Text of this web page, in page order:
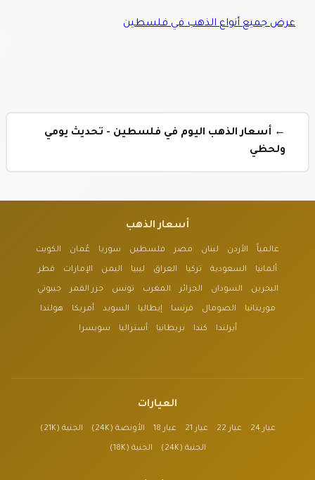
عرض جميع أنواع الذهب في فلسطين
← أسعار الذهب اليوم في فلسطين - تحديث يومي
ولحظي
أسعار الذهب
عالمياً الأردن لبنان مصر فلسطين سوريا عُمان الكويت
ألمانيا السعودية تركيا العراق ليبيا اليمن الإمارات قطر
البحرين السودان الجزائر المغرب تونس جزر القمر جيبوتي
موريتانيا الصومال فرنسا إيطاليا السويد أمريكا هولندا
أيرلندا كندا بريطانيا أستراليا سويسرا
العيارات
عيار 24 عيار 22 عيار 21 عيار 18 الأونصة (24K) الجنية (21K)
الجنية (24K) الجنية (18K)